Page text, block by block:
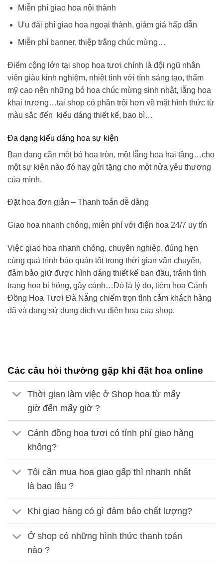
Miễn phí giao hoa nội thành
Ưu đãi phí giao hoa ngoại thành, giảm giá hấp dẫn
Miễn phí banner, thiệp trắng chúc mừng…
Điểm cộng lớn tại shop hoa tươi chính là đội ngũ nhân
viên giàu kinh nghiệm, nhiệt tình với tính sáng tạo, thẩm
mỹ cao nên những bó hoa chúc mừng sinh nhật, lẵng hoa
khai trương…tại shop có phần trội hơn về mặt hình thức từ
màu sắc đến kiểu dáng thiết kế, bao bì…
Đa dạng kiểu dáng hoa sự kiện
Bạn đang cần một bó hoa tròn, một lẵng hoa hai tầng…cho
một sự kiện nào đó hay gửi tặng cho một nửa yêu thương
của mình.
Đặt hoa đơn giản – Thanh toán dễ dàng
Giao hoa nhanh chóng, miễn phí với điện hoa 24/7 uy tín
Việc giao hoa nhanh chóng, chuyên nghiệp, đúng hẹn
cùng quá trình bảo quản tốt trong thời gian vận chuyển,
đảm bảo giữ được hình dáng thiết kế ban đầu, tránh tình
trạng hoa bị hỏng, gãy cành…Đó là lý do, tiệm hoa Cánh
Đồng Hoa Tươi Đà Nẵng chiếm trọn tình cảm khách hàng
đã và đang sử dụng dịch vụ điện hoa của shop.
Các câu hỏi thường gặp khi đặt hoa online
Thời gian làm việc ở Shop hoa từ mấy
giờ đến mấy giờ ?
Cánh đồng hoa tươi có tính phí giao hàng
không?
Tôi cần mua hoa giao gấp thì nhanh nhất
là bao lâu ?
Khi giao hàng có gì đảm bảo chất lượng?
Ở shop có những hình thức thanh toán
nào ?